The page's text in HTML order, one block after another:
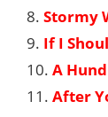
8. Stormy
9. If I
10. A
11. After